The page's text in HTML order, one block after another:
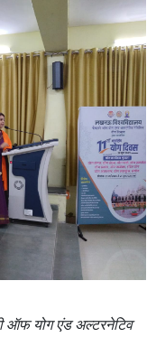
ऑफ योग एंड अल्टरनेटिव